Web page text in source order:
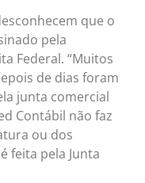
que o
pela
Federal. “Muitos
de dias foram
junta comercial
Contábil não faz
ou dos
feita pela Junta